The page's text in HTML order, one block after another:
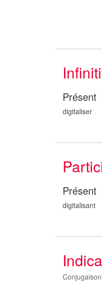
Présent
digitaliser
Présent
digitalisant